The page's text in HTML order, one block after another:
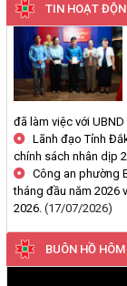
Thông báo về
quyền sử dụng đất
Kim Tâm. Thường
(29/07/2026, 00:00)
Thông báo về việc
khác gắn liền với
dụng đất tại
(24/07/2026, 00:00)
Thông báo về việc
ký, cấp giấy chứng
TIN HOẠT
đã làm việc với
Lãnh đạo Tỉnh
chính sách nhân dịp
Công an phường
tháng đầu năm 2026
2026. (17/07/2026)
BUÔN HỒ